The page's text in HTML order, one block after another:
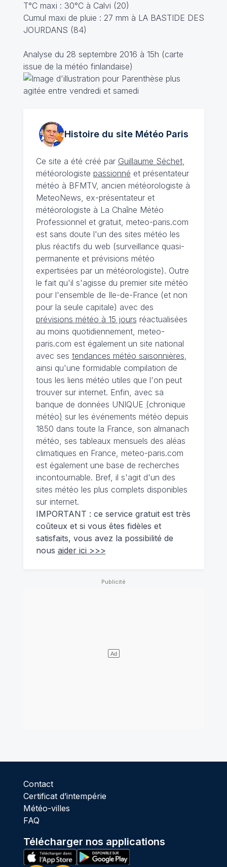
T°C maxi : 30°C à Calvi (20)
Cumul maxi de pluie : 27 mm à LA BASTIDE DES
JOURDANS (84)
Analyse du 28 septembre 2016 à 15h (carte
issue de la météo finlandaise)
Histoire du site MétéoParis
Ce site a été créé par Guillaume Séchet,
météorologiste passionné et présentateur
météo à BFMTV, ancien météorologiste à
MeteoNews, ex-présentateur et
météorologiste à La Chaîne Météo
Professionnel et gratuit, meteo-paris.com
est sans doute l'un des sites météo les
plus réactifs du web (surveillance quasi-
permanente et prévisions météo
expertisées par un météorologiste). Outre
le fait qu'il s'agisse du premier site météo
pour l'ensemble de Ile-de-France (et non
pour la seule capitale) avec des
prévisions météo à 15 jours réactualisées
au moins quotidiennement, meteo-
paris.com est également un site national
avec ses tendances météo saisonnières,
ainsi qu'une formidable compilation de
tous les liens météo utiles que l'on peut
trouver sur internet. Enfin, avec sa
banque de données UNIQUE (chronique
météo) sur les événements météo depuis
1850 dans toute la France, son almanach
météo, ses tableaux mensuels des aléas
climatiques en France, meteo-paris.com
est également une base de recherches
incontournable. Bref, il s'agit d'un des
sites météo les plus complets disponibles
sur internet.
IMPORTANT : ce service gratuit est très
coûteux et si vous êtes fidèles et
satisfaits, vous avez la possibilité de
nous aider ici >>>
Contact
Certificat d’intempérie
Météo-villes
FAQ
Télécharger nos applications